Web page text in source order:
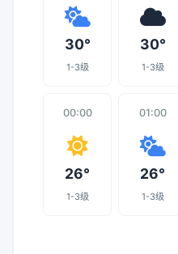
30°
1-3级
30°
1-3级
00:00
26°
1-3级
01:00
26°
1-3级